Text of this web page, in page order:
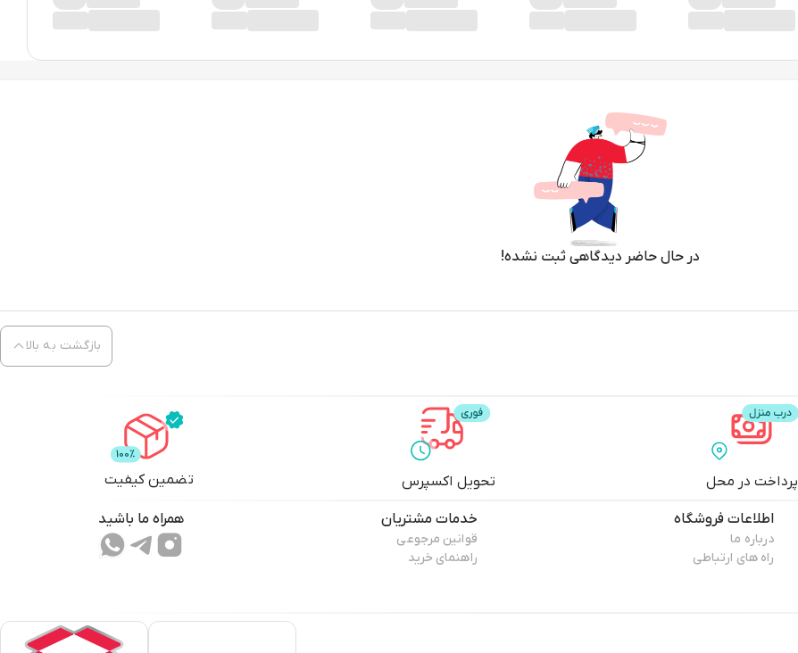
در حال حاضر دیدگاهی ثبت نشده!
بازگشت به بالا
پرداخت در محل تحویل اکسپرس تضمین کیفیت
اطلاعات فروشگاه
درباره ما
راه های ارتباطی
خدمات مشتریان
قوانین مرجوعی
راهنمای خرید
همراه ما باشید